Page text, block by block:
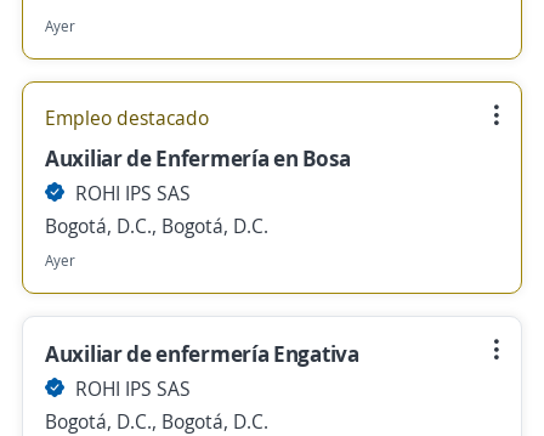
Ayer
Empleo destacado
Auxiliar de Enfermería en Bosa
ROHI IPS SAS
Bogotá, D.C., Bogotá, D.C.
Ayer
Auxiliar de enfermería Engativa
ROHI IPS SAS
Bogotá, D.C., Bogotá, D.C.